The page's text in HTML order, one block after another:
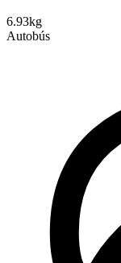
6.93kg
Autobús